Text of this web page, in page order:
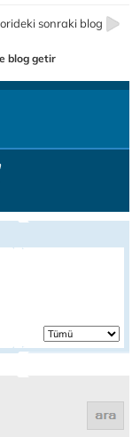
sonraki blog
blog getir